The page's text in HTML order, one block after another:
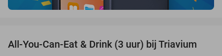
21%
All-You-Can-Eat & Drink (3 uur) bij Triavium